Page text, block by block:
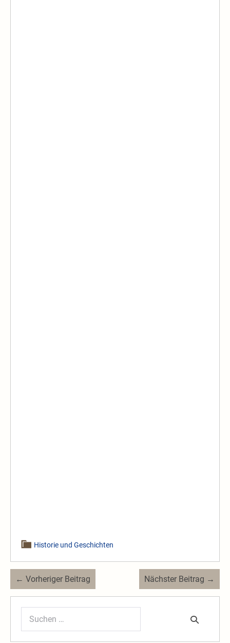
Historie und Geschichten
Beitragsnavigation
← Vorheriger Beitrag Nächster Beitrag →
Suchen